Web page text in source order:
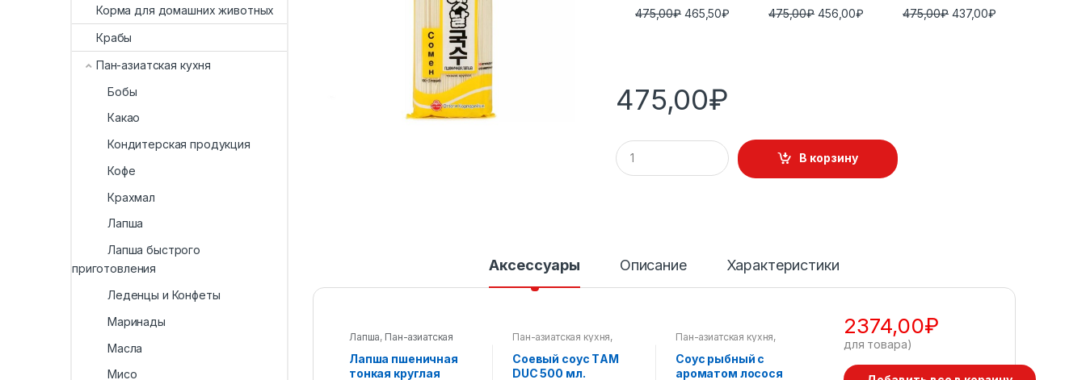
475,00₽ 465,50₽ 475,00₽ 456,00₽ 475,00₽ 437,00₽
475,00₽
К
о
л
в
В корзину
Аксессуары Описание Характеристики
Лапша, Пан-азиатская
Лапша пшеничная
тонкая круглая
Пан-азиатская кухня,
Соевый соус ТAM
DUC 500 мл.
Пан-азиатская кухня,
Соус рыбный c
ароматом лосося
2374,00₽
для товара)
Корма для домашних животных
Крабы
Пан-азиатская кухня
Бобы
Какао
Кондитерская продукция
Кофе
Крахмал
Лапша
Лапша быстрого
приготовления
Леденцы и Конфеты
Маринады
Масла
Мисо